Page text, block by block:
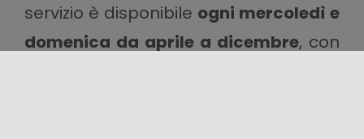
servizio è disponibile ogni mercoledì e
domenica da aprile a dicembre, con